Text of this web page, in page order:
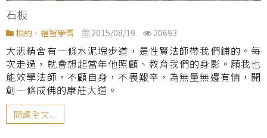
石板
相約．福智學僧 2015/08/19 20693
大悲精舍有一條水泥塊步道，是性賢法師帶我們鋪的。每
次走過，就會想起當年他照顧、教育我們的身影。願我也
能效學法師，不顧自身，不畏艱辛，為無量無邊有情，開
創一條成佛的康莊大道。
閱讀全文...